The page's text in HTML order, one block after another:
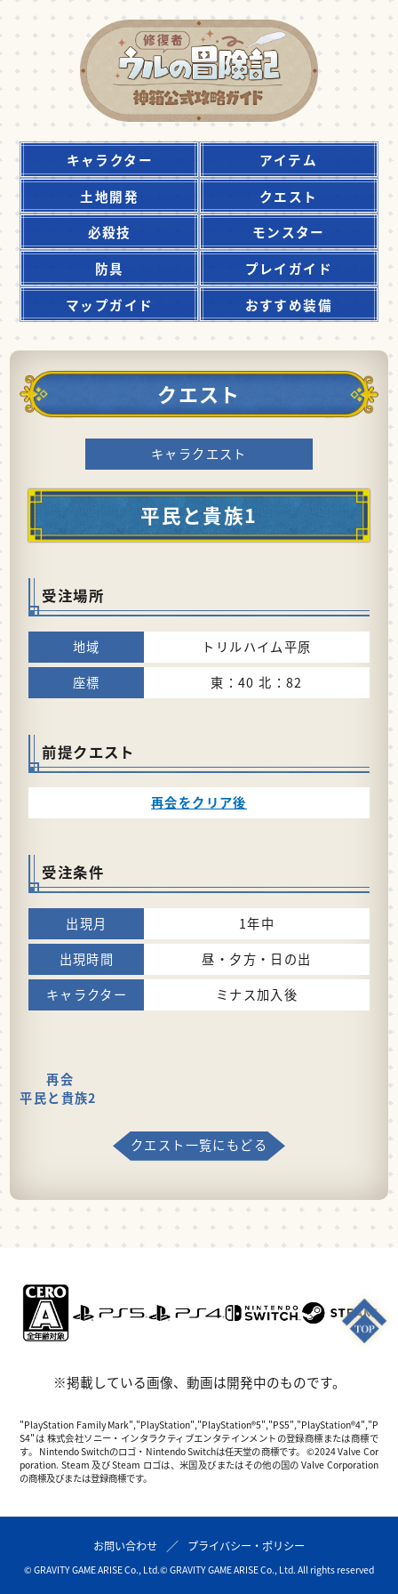
キャラクター
アイテム
土地開発
クエスト
必殺技
モンスター
防具
プレイガイド
マップガイド
おすすめ装備
クエスト
キャラクエスト
平民と貴族1
受注場所
トリルハイム平原
東：40 北：82
前提クエスト
再会をクリア後
受注条件
1年中
昼・夕方・日の出
ミナス加入後
再会
平民と貴族2
クエスト一覧にもどる
※掲載している画像、動画は開発中のものです。
"PlayStation Family Mark","PlayStation","PlayStation®5","PS5","PlayStation®4","P
S4"は 株式会社ソニー・インタラクティブエンタテインメントの登録商標または商標で
す。 Nintendo Switchのロゴ・Nintendo Switchは任天堂の商標です。 ©2024 Valve Cor
poration. Steam 及び Steam ロゴは、米国及びまたはその他の国の Valve Corporation
の商標及びまたは登録商標です。
お問い合わせ プライバシー・ポリシー
© GRAVITY GAME ARISE Co., Ltd.© GRAVITY GAME ARISE Co., Ltd. All rights reserved